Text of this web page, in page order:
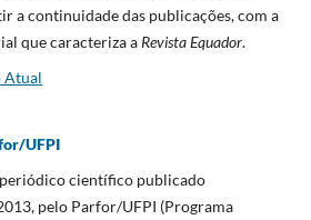
a continuidade das publicações, com a
que caracteriza a Revista Equador.
Atual
UFPI
científico publicado
pelo Parfor/UFPI (Programa